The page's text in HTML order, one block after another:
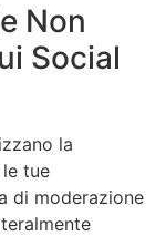
Non
Social
la
tue
di moderazione